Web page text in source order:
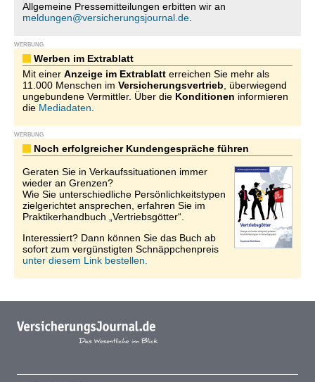
Allgemeine Pressemitteilungen erbitten wir an
meldungen@versicherungsjournal.de
WERBUNG
Werben im Extrablatt
Mit einer Anzeige im Extrablatt erreichen Sie mehr als
11.000 Menschen im Versicherungsvertrieb , überwiegend
ungebundene Vermittler. Über die Konditionen informieren
die Mediadaten
WERBUNG
Noch erfolgreicher Kundengespräche führen
Geraten Sie in Verkaufssituationen immer
wieder an Grenzen?
Wie Sie unterschiedliche Persönlichkeitstypen
zielgerichtet ansprechen, erfahren Sie im
Praktikerhandbuch „Vertriebsgötter“.
Interessiert? Dann können Sie das Buch ab
sofort zum vergünstigten Schnäppchenpreis
unter diesem Link bestellen.